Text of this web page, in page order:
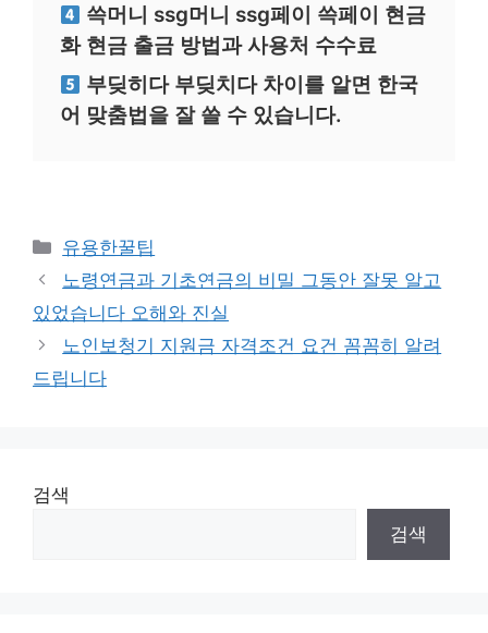
쓱머니 ssg머니 ssg페이 쓱페이 현금
화 현금 출금 방법과 사용처 수수료
부딪히다 부딪치다 차이를 알면 한국
어 맞춤법을 잘 쓸 수 있습니다.
카
테
리
유용한꿀팁
노령연금과 기초연금의 비밀 그동안 잘못 알고
있었습니다 오해와 진실
노인보청기 지원금 자격조건 요건 꼼꼼히 알려
드립니다
검색
검색